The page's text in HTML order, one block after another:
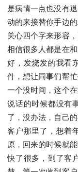
是病情一点也没有
动的来接替你手边
关心四个字来形容
相信很多人都是在
好，发烧发的我看
件，想让同事们帮
一个没时间，这个
说话的时候都没有
了，没办法，自己
客户那里了，想着
原，回来的时候就
快了很多，到了客